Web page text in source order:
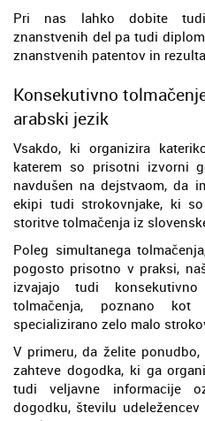
Pri nas lahko dobite tudi
znanstvenih del pa tudi
znanstvenih patentov in
Konsekutivno
arabski jezik
Vsakdo, ki organizira
katerem so prisotni izvorni
navdušen na dejstvaom, da
ekipi tudi strokovnjake, ki
storitve tolmačenja iz
Poleg simultanega
pogosto prisotno v praksi,
izvajajo tudi
tolmačenja, poznano
specializirano zelo malo
V primeru, da želite
zahteve dogodka, ki ga
tudi veljavne informacije
dogodku, številu